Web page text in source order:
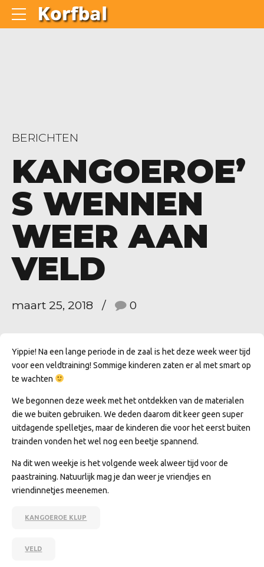
BERICHTEN
KANGOEROE’
S WENNEN
WEER AAN
VELD
maart 25, 2018 0
Yippie! Na een lange periode in de zaal is het deze week weer tijd
voor een veldtraining! Sommige kinderen zaten er al met smart op
te wachten
We begonnen deze week met het ontdekken van de materialen
die we buiten gebruiken. We deden daarom dit keer geen super
uitdagende spelletjes, maar de kinderen die voor het eerst buiten
trainden vonden het wel nog een beetje spannend.
Na dit wen weekje is het volgende week alweer tijd voor de
paastraining. Natuurlijk mag je dan weer je vriendjes en
vriendinnetjes meenemen.
KANGOEROE KLUP
VELD